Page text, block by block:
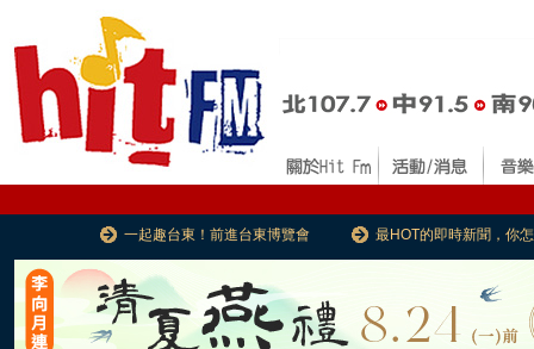
一起趣台東！前進台東博覽會 最HOT的即時新聞，你